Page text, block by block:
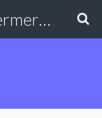
Excmo. Colegio de Enfermería de Cádiz